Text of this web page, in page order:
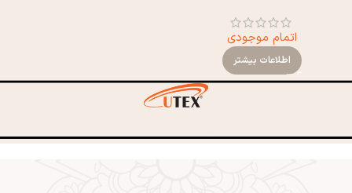
اتمام موجودی
اطلاعات بیشتر